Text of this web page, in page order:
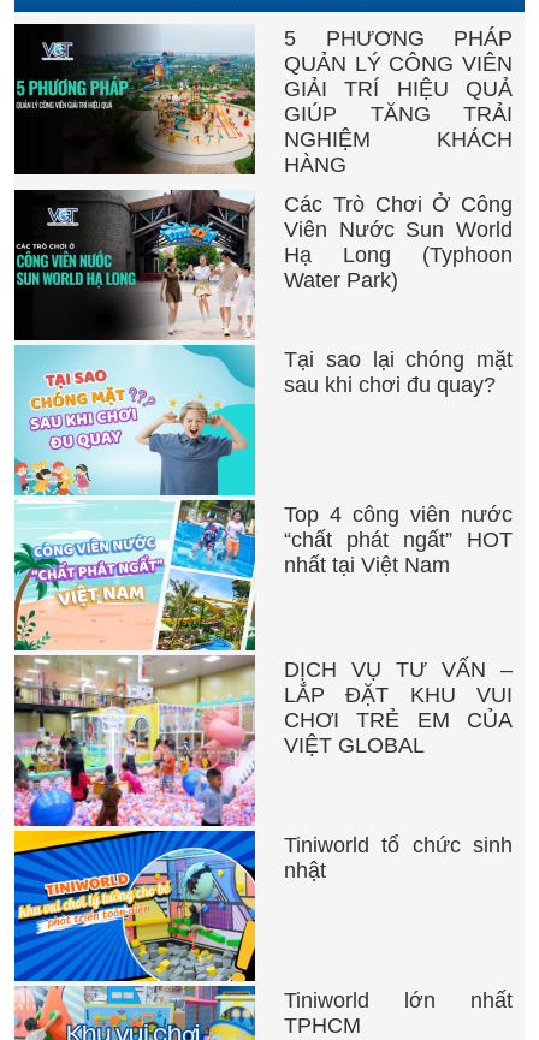
5 PHƯƠNG PHÁP
QUẢN LÝ CÔNG VIÊN
GIẢI TRÍ HIỆU QUẢ
GIÚP TĂNG TRẢI
NGHIỆM KHÁCH
HÀNG
Các Trò Chơi Ở Công
Viên Nước Sun World
Hạ Long (Typhoon
Water Park)
Tại sao lại chóng mặt
sau khi chơi đu quay?
Top 4 công viên nước
“chất phát ngất” HOT
nhất tại Việt Nam
DỊCH VỤ TƯ VẤN –
LẮP ĐẶT KHU VUI
CHƠI TRẺ EM CỦA
VIỆT GLOBAL
Tiniworld tổ chức sinh
nhật
Tiniworld lớn nhất
TPHCM